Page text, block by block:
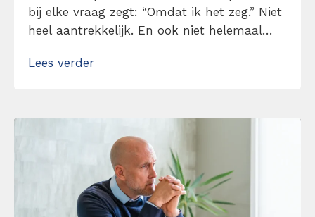
bij elke vraag zegt: “Omdat ik het zeg.” Niet
heel aantrekkelijk. En ook niet helemaal
leiderschap niet om macht, maar om
zonder […]
Lees verder